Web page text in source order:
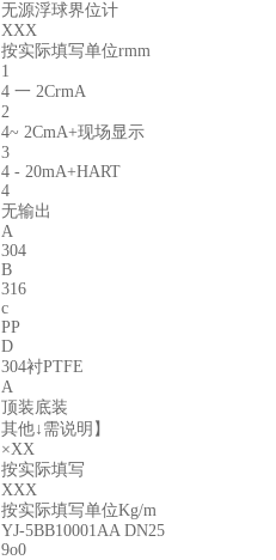
无源浮球界位计
XXX
按实际填写单位rmm
1
4 一 2CrmA
2
4~ 2CmA+现场显示
3
4 - 20mA+HART
4
无输出
A
304
B
316
c
PP
D
304衬PTFE
A
顶装底装
其他↓需说明】
×XX
按实际填写
XXX
按实际填写单位Kg/m
YJ-5BB10001AA DN25
9o0